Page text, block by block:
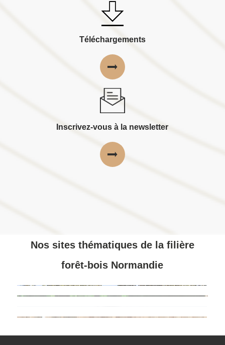
Téléchargements
Inscrivez-vous à la newsletter
Nos sites thématiques de la filière
forêt-bois Normandie